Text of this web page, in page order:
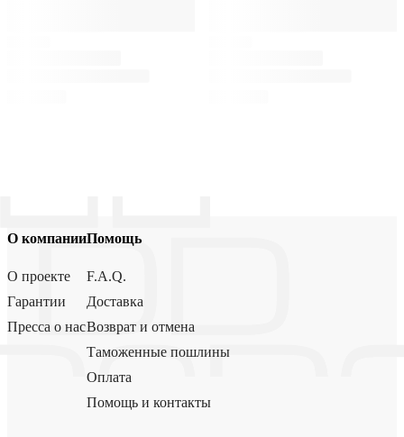
О компании
О проекте
Гарантии
Пресса о нас
Помощь
F.A.Q.
Доставка
Возврат и отмена
Таможенные пошлины
Оплата
Помощь и контакты